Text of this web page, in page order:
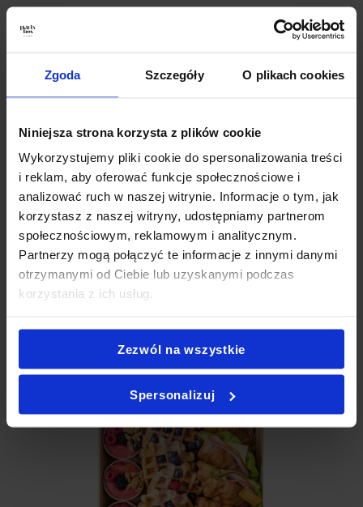
Zgoda Szczegóły O plikach cookies
Niniejsza strona korzysta z plików cookie
Wykorzystujemy pliki cookie do spersonalizowania treści
i reklam, aby oferować funkcje społecznościowe i
analizować ruch w naszej witrynie. Informacje o tym, jak
korzystasz z naszej witryny, udostępniamy partnerom
społecznościowym, reklamowym i analitycznym.
Partnerzy mogą połączyć te informacje z innymi danymi
otrzymanymi od Ciebie lub uzyskanymi podczas
korzystania z ich usług.
Zezwól na wszystkie
Spersonalizuj
Płock,Finger Food Płock,Catering Okolicznościowy Płock,
Catering Na Baby Shower Płock
Catering Super Boxy Płock
Catering Na Wigilię Płock,Catering na Wielkanoc Płock
Catering firmowy z dowozem Płock ,Catering na przyjęcie
Płock,Partybox Płock,Catering Płock impreza,Catering
przekąski Płock, Catering świąteczny Płock,
impreza firmowa Płock.
Jak zamówić PartyBox?